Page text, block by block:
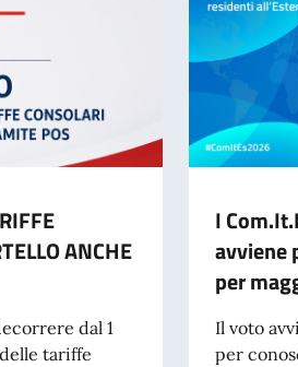
ANCHE
dal 1
tariffe
I
avviene
per
Il voto
per